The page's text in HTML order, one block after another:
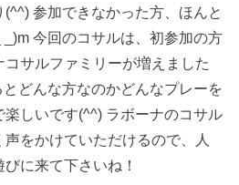
参加できなかった方、ほんと
今回のコサルは、初参加の方
サルファミリーが増えました
どんな方なのかどんなプレーを
楽しいです(^^) ラボーナのコサル
をかけていただけるので、人
に来て下さいね！